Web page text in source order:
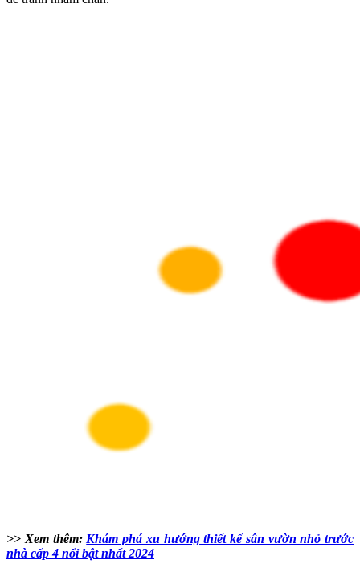
>> Xem thêm: Khám phá xu hướng thiết kế sân vườn nhỏ trước
nhà cấp 4 nổi bật nhất 2024